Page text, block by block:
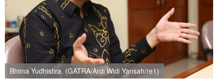
Bhima Yudhistira. (GATRA/Ardi Widi Yansah/re1)